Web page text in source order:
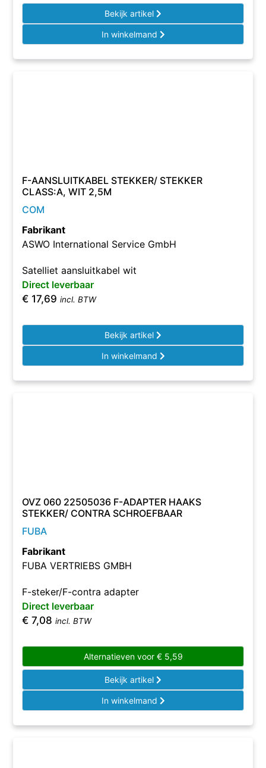
Bekijk artikel
In winkelmand
F-AANSLUITKABEL STEKKER/ STEKKER
CLASS:A, WIT 2,5M
COM
Fabrikant
ASWO International Service GmbH
Satelliet aansluitkabel wit
Direct leverbaar
€ 17,69 incl. BTW
Bekijk artikel
In winkelmand
OVZ 060 22505036 F-ADAPTER HAAKS
STEKKER/ CONTRA SCHROEFBAAR
FUBA
Fabrikant
FUBA VERTRIEBS GMBH
F-steker/F-contra adapter
Direct leverbaar
€ 7,08 incl. BTW
Alternatieven voor €5,59
Bekijk artikel
In winkelmand